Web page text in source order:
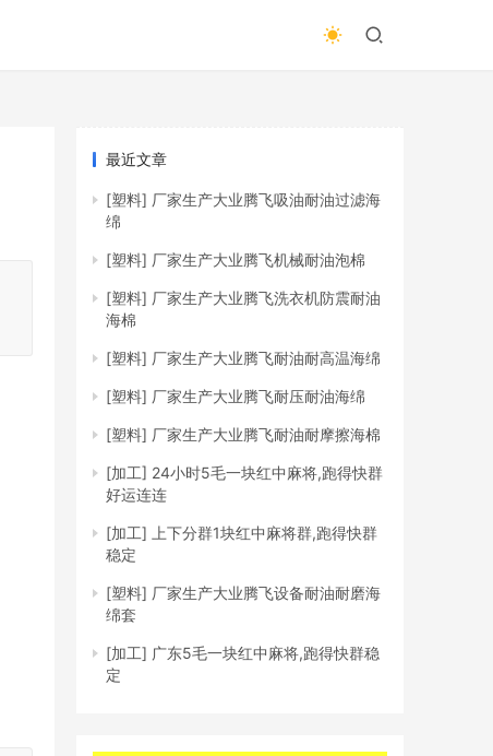
最近文章
[塑料] 厂家生产大业腾飞吸油耐油过滤海
绵
[塑料] 厂家生产大业腾飞机械耐油泡棉
[塑料] 厂家生产大业腾飞洗衣机防震耐油
海棉
[塑料] 厂家生产大业腾飞耐油耐高温海绵
[塑料] 厂家生产大业腾飞耐压耐油海绵
[塑料] 厂家生产大业腾飞耐油耐摩擦海棉
[加工] 24小时5毛一块红中麻将,跑得快群
好运连连
[加工]
上下分群1块红中麻将群,跑得快群
稳定
[塑料] 厂家生产大业腾飞设备耐油耐磨海
绵套
[加工] 广东5毛一块红中麻将,跑得快群稳
定